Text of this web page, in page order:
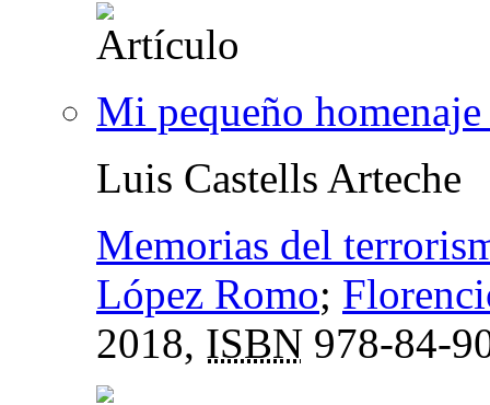
Mi pequeño
Luis Castells Arteche
Memorias del
López Romo;
2018, ISBN 978-84-